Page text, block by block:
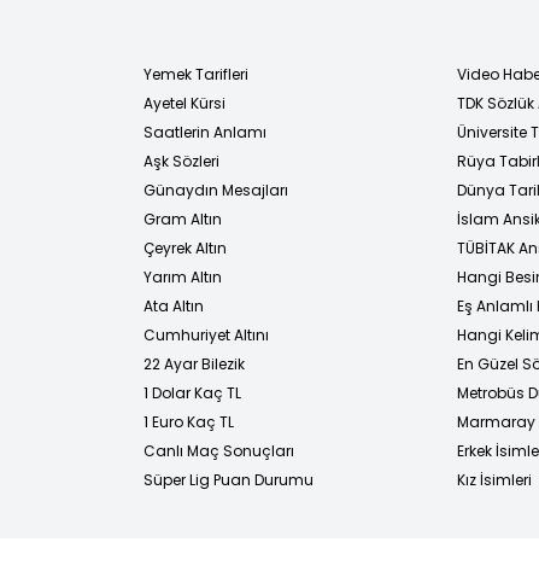
Yemek Tarifleri
Ayetel Kürsi
Saatlerin Anlamı
Aşk Sözleri
Günaydın Mesajları
Gram Altın
Çeyrek Altın
Yarım Altın
Ata Altın
Cumhuriyet Altını
22 Ayar Bilezik
1 Dolar Kaç TL
1 Euro Kaç TL
Canlı Maç Sonuçları
Süper Lig Puan Durumu
Video
TDK
Üniversite
Rüya
Dünya
İslam
TÜBİTAK
Hangi
Eş
Hangi
En Güzel
Metrobüs
Marmaray
Erkek
Kız İsimleri